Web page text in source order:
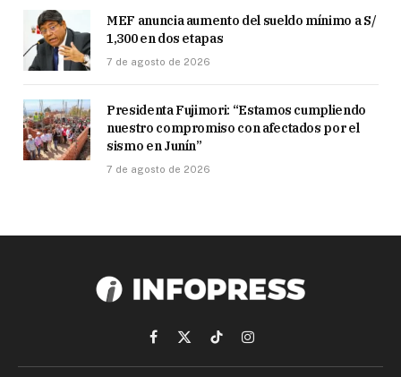
MEF anuncia aumento del sueldo mínimo a S/
1,300 en dos etapas
7 de agosto de 2026
Presidenta Fujimori: “Estamos cumpliendo
nuestro compromiso con afectados por el
sismo en Junín”
7 de agosto de 2026
Facebook
X
(Twitter)
TikTokInstagram